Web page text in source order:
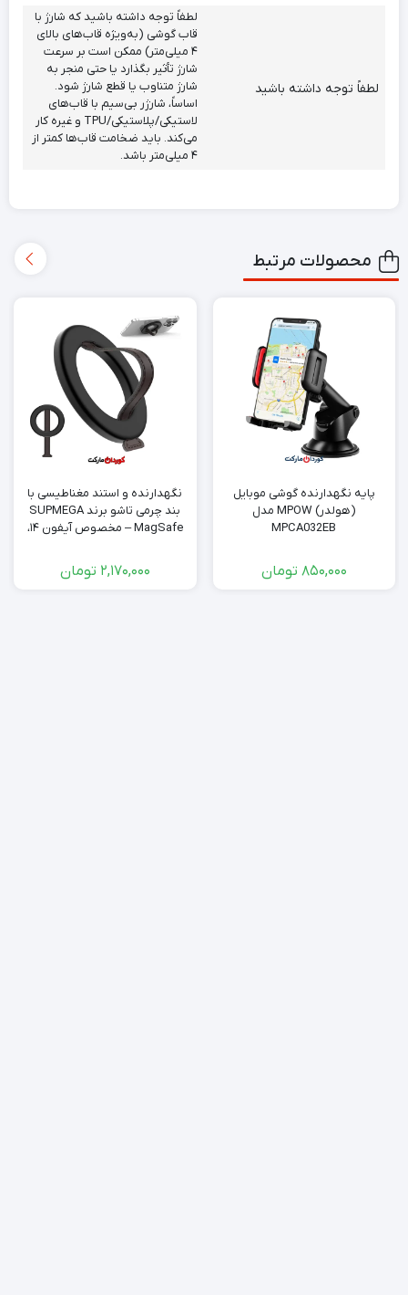
لطفاً توجه داشته باشید
لطفاً توجه داشته باشید که شارژ با
قاب گوشی (به‌ویژه قاب‌های بالای
۴ میلی‌متر) ممکن است بر سرعت
شارژ تأثیر بگذارد یا حتی منجر به
شارژ متناوب یا قطع شارژ شود.
اساساً، شارژر بی‌سیم با قاب‌های
لاستیکی/پلاستیکی/TPU و غیره کار
می‌کند. باید ضخامت قاب‌ها کمتر از
۴ میلی‌متر باشد.
محصولات مرتبط
پایه نگهدارنده گوشی موبایل
(هولدر) MPOW مدل
MPCA032EB
850,000 تومان
نگهدارنده و استند مغناطیسی با
بند چرمی تاشو برند SUPMEGA
MagSafe – مخصوص آیفون ۱۴،
2,170,000 تومان